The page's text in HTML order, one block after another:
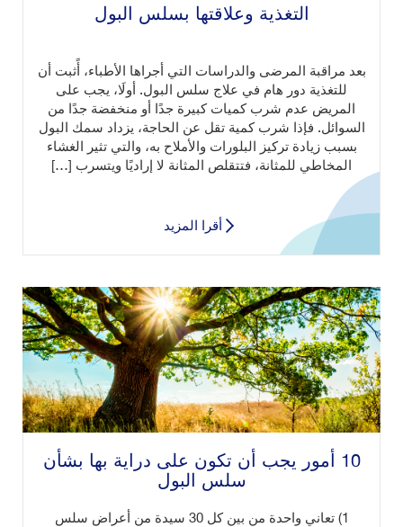
التغذية وعلاقتها بسلس البول
بعد مراقبة المرضى والدراسات التي أجراها الأطباء، أًثبت أن
للتغذية دور هام في علاج سلس البول. أولَا، يجب على
المريض عدم شرب كميات كبيرة جدًا أو منخفضة جدًا من
السوائل. فإذا شرب كمية تقل عن الحاجة، يزداد سمك البول
بسبب زيادة تركيز البلورات والأملاح به، والتي تثير الغشاء
المخاطي للمثانة، فتتقلص المثانة لا إراديًا ويتسرب […]
أقرا المزيد
10 أمور يجب أن تكون على دراية بها بشأن
سلس البول
1) تعاني واحدة من بين كل 30 سيدة من أعراض سلس